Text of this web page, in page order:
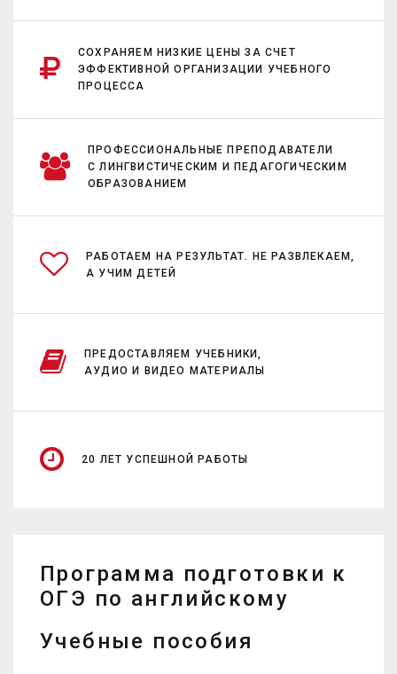
СОХРАНЯЕМ НИЗКИЕ ЦЕНЫ ЗА СЧЕТ
ЭФФЕКТИВНОЙ ОРГАНИЗАЦИИ УЧЕБНОГО
ПРОЦЕССА
ПРОФЕССИОНАЛЬНЫЕ ПРЕПОДАВАТЕЛИ
С ЛИНГВИСТИЧЕСКИМ И ПЕДАГОГИЧЕСКИМ
ОБРАЗОВАНИЕМ
РАБОТАЕМ НА РЕЗУЛЬТАТ. НЕ РАЗВЛЕКАЕМ,
А УЧИМ ДЕТЕЙ
ПРЕДОСТАВЛЯЕМ УЧЕБНИКИ,
АУДИО И ВИДЕО МАТЕРИАЛЫ
20 ЛЕТ УСПЕШНОЙ РАБОТЫ
Программа подготовки к
ОГЭ по английскому
Учебные пособия